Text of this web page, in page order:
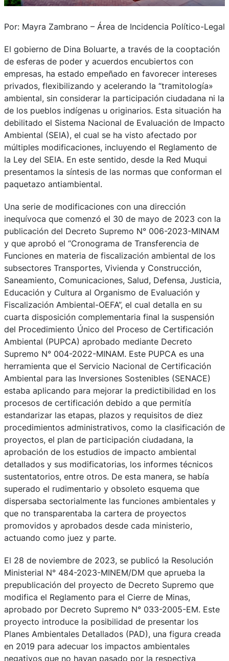
Por: Mayra Zambrano – Área de Incidencia Político-Legal
El gobierno de Dina Boluarte, a través de la cooptación
de esferas de poder y acuerdos encubiertos con
empresas, ha estado empeñado en favorecer intereses
privados, flexibilizando y acelerando la “tramitología»
ambiental, sin considerar la participación ciudadana ni la
de los pueblos indígenas u originarios. Esta situación ha
debilitado el Sistema Nacional de Evaluación de Impacto
Ambiental (SEIA), el cual se ha visto afectado por
múltiples modificaciones, incluyendo el Reglamento de
la Ley del SEIA. En este sentido, desde la Red Muqui
presentamos la síntesis de las normas que conforman el
paquetazo antiambiental.
Una serie de modificaciones con una dirección
inequívoca que comenzó el 30 de mayo de 2023 con la
publicación del Decreto Supremo N° 006-2023-MINAM
y que aprobó el “Cronograma de Transferencia de
Funciones en materia de fiscalización ambiental de los
subsectores Transportes, Vivienda y Construcción,
Saneamiento, Comunicaciones, Salud, Defensa, Justicia,
Educación y Cultura al Organismo de Evaluación y
Fiscalización Ambiental-OEFA”, el cual detalla en su
cuarta disposición complementaria final la suspensión
del Procedimiento Único del Proceso de Certificación
Ambiental (PUPCA) aprobado mediante Decreto
Supremo N° 004-2022-MINAM. Este PUPCA es una
herramienta que el Servicio Nacional de Certificación
Ambiental para las Inversiones Sostenibles (SENACE)
estaba aplicando para mejorar la predictibilidad en los
procesos de certificación debido a que permitía
estandarizar las etapas, plazos y requisitos de diez
procedimientos administrativos, como la clasificación de
proyectos, el plan de participación ciudadana, la
aprobación de los estudios de impacto ambiental
detallados y sus modificatorias, los informes técnicos
sustentatorios, entre otros. De esta manera, se había
superado el rudimentario y obsoleto esquema que
dispersaba sectorialmente las funciones ambientales y
que no transparentaba la cartera de proyectos
promovidos y aprobados desde cada ministerio,
actuando como juez y parte.
El 28 de noviembre de 2023, se publicó la Resolución
Ministerial N° 484-2023-MINEM/DM que aprueba la
prepublicación del proyecto de Decreto Supremo que
modifica el Reglamento para el Cierre de Minas,
aprobado por Decreto Supremo N° 033-2005-EM. Este
proyecto introduce la posibilidad de presentar los
Planes Ambientales Detallados (PAD), una figura creada
en 2019 para adecuar los impactos ambientales
negativos que no hayan pasado por la respectiva